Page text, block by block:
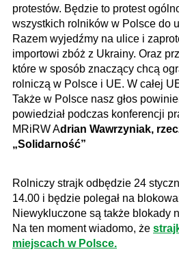
protestów. Będzie to protest
wszystkich rolników w Polsce do
Razem wyjedźmy na ulice i
importowi zbóż z Ukrainy. Oraz
które w sposób znaczący chcą
rolniczą w Polsce i UE. W całej
Także w Polsce nasz głos
powiedział podczas konferencji
MRiRW Adrian Wawrzyniak,
„Solidarność”
Rolniczy strajk odbędzie 24
14.00 i będzie polegał na
Niewykluczone są także blokady
Na ten moment wiadomo, że
miejscach w Polsce.